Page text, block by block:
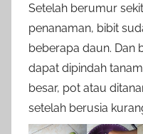
Setelah berumur
penanaman, bibit
beberapa daun. Dan
dapat dipindah
besar, pot atau
setelah berusia